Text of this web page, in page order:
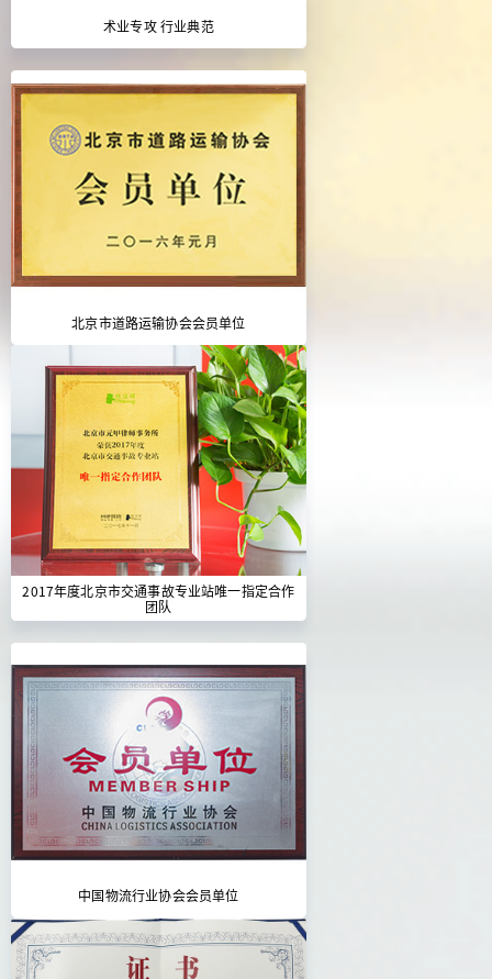
术业专攻 行业典范
北京市道路运输协会会员单位
2017年度北京市交通事故专业站唯一指定合作
团队
中国物流行业协会会员单位